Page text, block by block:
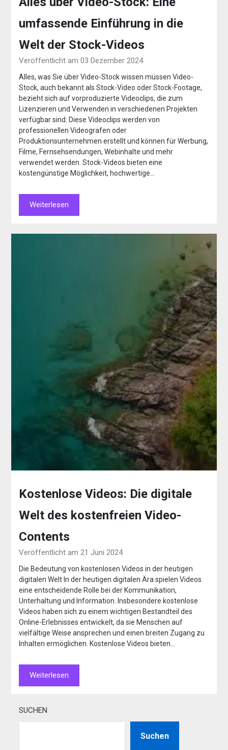
umfassende Einführung in die
Welt der Stock-Videos
Veröffentlicht am 03 Dezember 2024
Alles, was Sie über Video-Stock wissen müssen Video-
Stock, auch bekannt als Stock-Video oder Stock-Footage,
bezieht sich auf vorproduzierte Videoclips, die zum
Lizenzieren und Verwenden in verschiedenen Projekten
verfügbar sind. Diese Videoclips werden von
professionellen Videografen oder
Produktionsunternehmen erstellt und können für Werbung,
Filme, Fernsehsendungen, Webinhalte und mehr
verwendet werden. Stock-Videos bieten eine
kostengünstige Möglichkeit, hochwertige…
Weiterlesen
Kostenlose Videos: Die digitale
Welt des kostenfreien Video-
Contents
Veröffentlicht am 21 Juni 2024
Die Bedeutung von kostenlosen Videos in der heutigen
digitalen Welt In der heutigen digitalen Ära spielen Videos
eine entscheidende Rolle bei der Kommunikation,
Unterhaltung und Information. Insbesondere kostenlose
Videos haben sich zu einem wichtigen Bestandteil des
Online-Erlebnisses entwickelt, da sie Menschen auf
vielfältige Weise ansprechen und einen breiten Zugang zu
Inhalten ermöglichen. Kostenlose Videos bieten…
Weiterlesen
SUCHEN
Suchen